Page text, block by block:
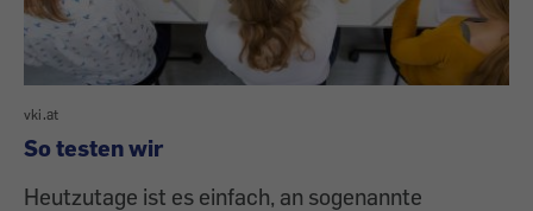
vki.at
So testen wir
Heutzutage ist es einfach, an sogenannte